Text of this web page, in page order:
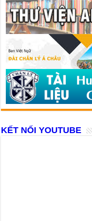
KẾT NỐI YOUTUBE